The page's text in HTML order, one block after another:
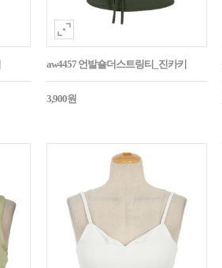
aw4457 언발숄더스트링티_진카키
3,900원